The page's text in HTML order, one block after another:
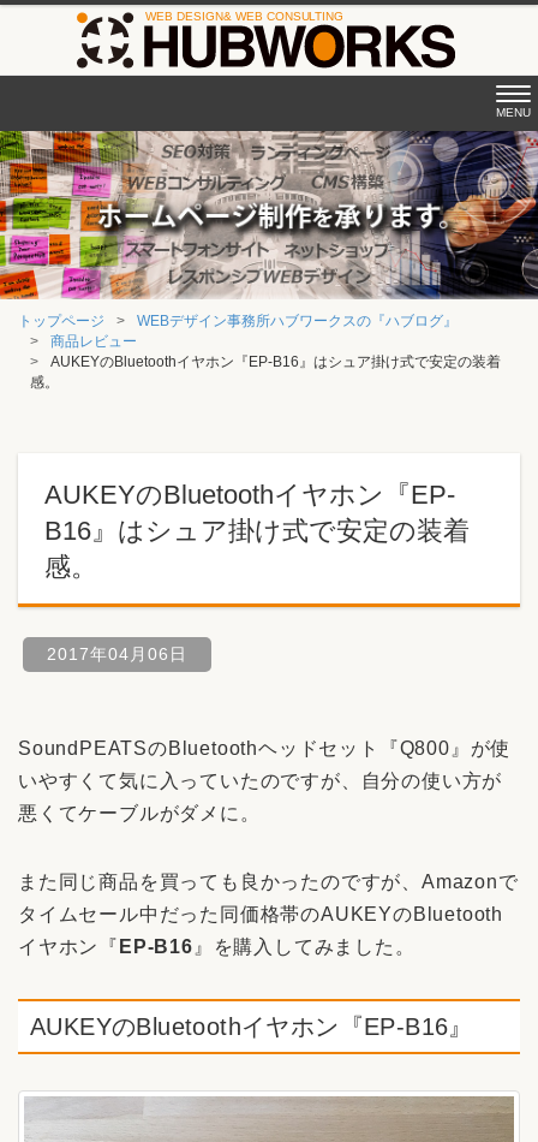
MENU
トップページ
WEBデザイン事務所ハブワークスの『ハブログ』
商品レビュー
AUKEYのBluetoothイヤホン『EP-B16』はシュア掛け式で安定の装着
感。
AUKEYのBluetoothイヤホン『EP-
B16』はシュア掛け式で安定の装着
感。
2017年04月06日
SoundPEATSのBluetoothヘッドセット『Q800』が使
いやすくて気に入っていたのですが、自分の使い方が
悪くてケーブルがダメに。
また同じ商品を買っても良かったのですが、Amazonで
タイムセール中だった同価格帯のAUKEYのBluetooth
イヤホン『 EP-B16 』を購入してみました。
AUKEYのBluetoothイヤホン『EP-B16』